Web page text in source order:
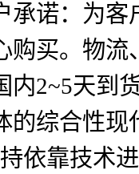
承诺：为
购买。物
内2~5天到
的综合性
依靠技术